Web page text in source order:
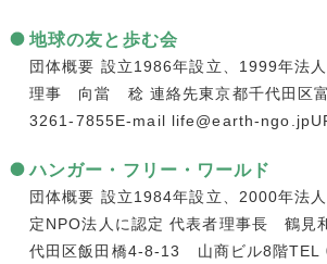
地球の友と歩む会
団体概要 設立1986年設立、1999年法
理事 向當 稔 連絡先東京都千代田区
3261-7855E-mail life@earth-
ハンガー・フリー・ワールド
団体概要 設立1984年設立、2000年法
定NPO法人に認定 代表者理事長 鶴見
代田区飯田橋4-8-13 山商ビル8階TEL